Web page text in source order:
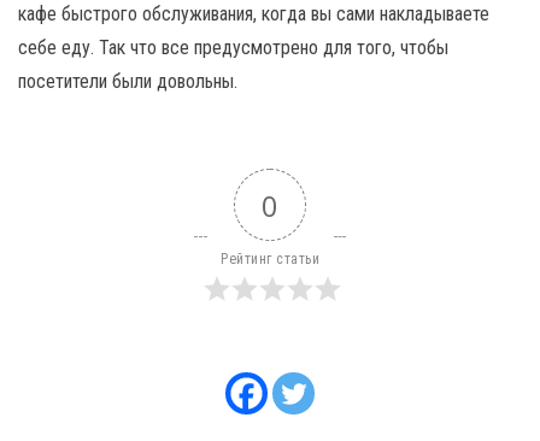
кафе быстрого обслуживания, когда вы сами накладываете
себе еду. Так что все предусмотрено для того, чтобы
посетители были довольны.
0
Рейтинг статьи